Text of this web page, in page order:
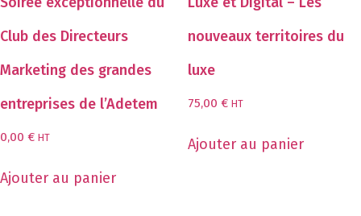
Club des Directeurs
Marketing des grandes
entreprises de l’Adetem
0,00 € HT
Ajouter au panier
nouveaux territoires du
luxe
75,00 € HT
Ajouter au panier